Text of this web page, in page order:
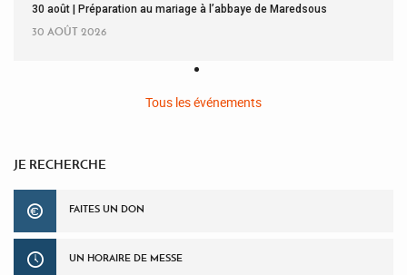
30 août | Préparation au mariage à l’abbaye de Maredsous
30 AOÛT 2026
Tous les événements
JE RECHERCHE
FAITES UN DON
UN HORAIRE DE MESSE